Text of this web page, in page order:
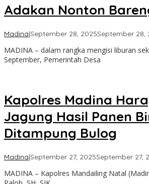
Adakan Nonton
Madina|September 28, 2025September 28,
MADINA – dalam rangka mengisi liburan
September, Pemerintah Desa
Kapolres Madina
Jagung Hasil Panen
Ditampung Bulog
Madina|September 27, 2025September 27,
MADINA – Kapolres Mandailing Natal